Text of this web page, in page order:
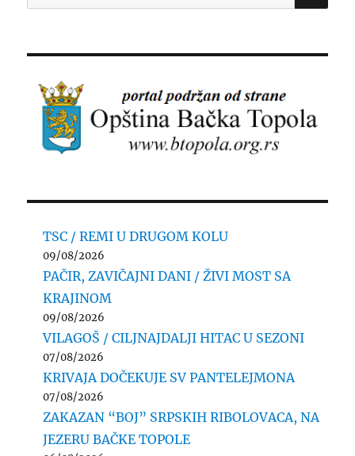
for:
TSC / REMI U DRUGOM KOLU
09/08/2026
PAČIR, ZAVIČAJNI DANI / ŽIVI MOST SA
KRAJINOM
09/08/2026
VILAGOŠ / CILJNAJDALJI HITAC U SEZONI
07/08/2026
KRIVAJA DOČEKUJE SV PANTELEJMONA
07/08/2026
ZAKAZAN “BOJ” SRPSKIH RIBOLOVACA, NA
JEZERU BAČKE TOPOLE